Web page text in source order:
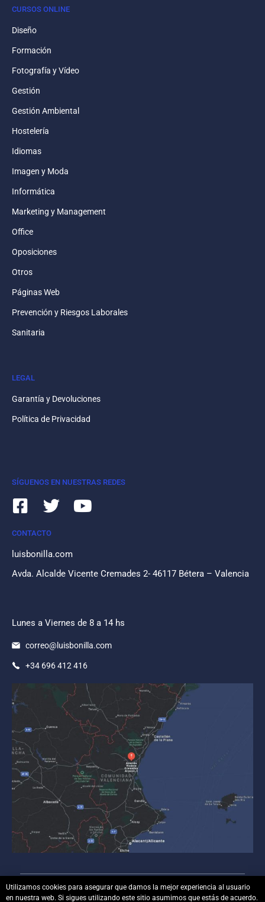
CURSOS ONLINE
Diseño
Formación
Fotografía y Vídeo
Gestión
Gestión Ambiental
Hostelería
Idiomas
Imagen y Moda
Informática
Marketing y Management
Office
Oposiciones
Otros
Páginas Web
Prevención y Riesgos Laborales
Sanitaria
LEGAL
Garantía y Devoluciones
Política de Privacidad
SÍGUENOS EN NUESTRAS REDES
CONTACTO
luisbonilla.com
Avda. Alcalde Vicente Cremades 2- 46117 Bétera – Valencia
Lunes a Viernes de 8 a 14 hs
correo@luisbonilla.com
+34 696 412 416
Utilizamos cookies para asegurar que damos la mejor experiencia al usuario
en nuestra web. Si sigues utilizando este sitio asumimos que estás de acuerdo.